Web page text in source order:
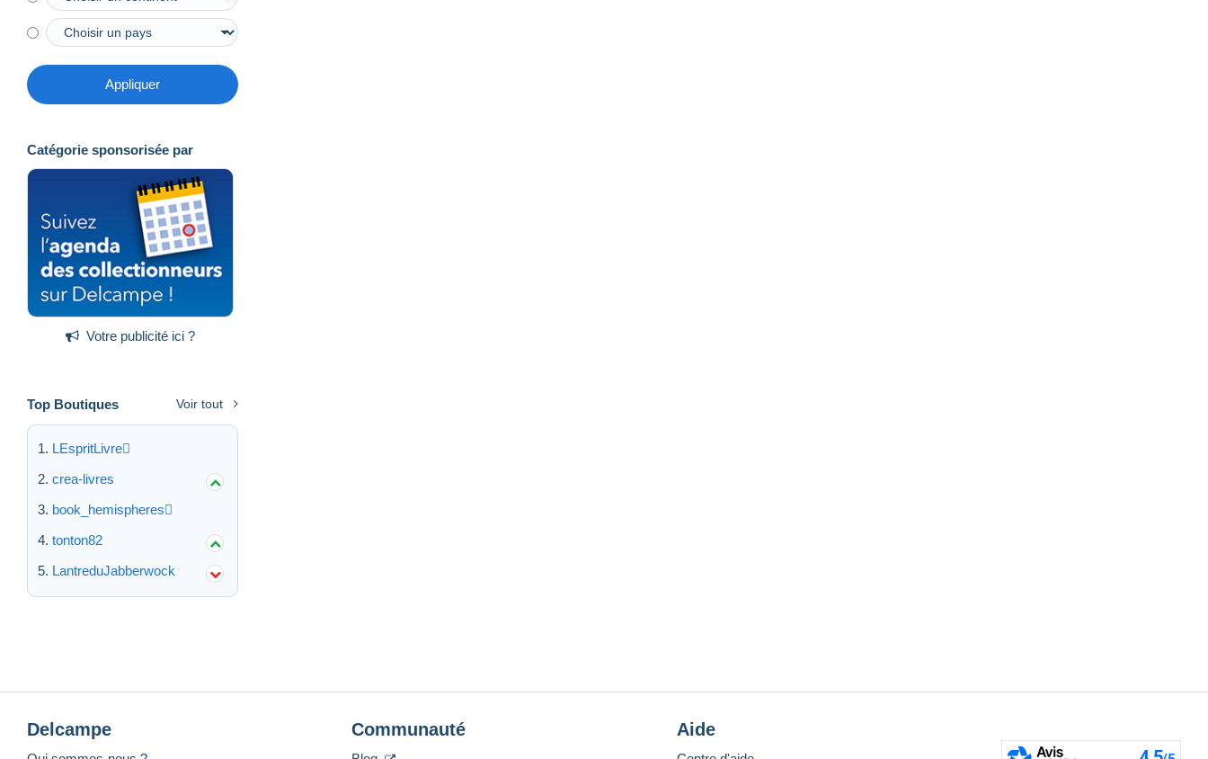
Appliquer
Catégorie sponsorisée par
Votre publicité ici ?
Top Boutiques Voir tout
LEspritLivre
crea-livres
book_hemispheres
tonton82
LantreduJabberwock
Delcampe Communauté Aide